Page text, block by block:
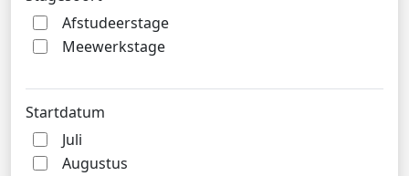
Afstudeerstage
Meewerkstage
Startdatum
Juli
Augustus